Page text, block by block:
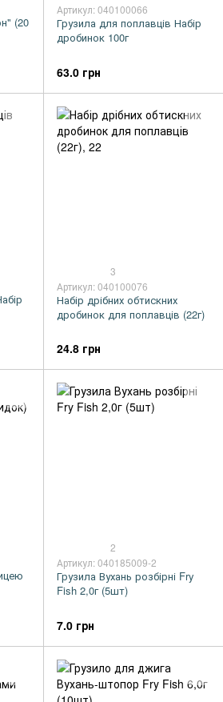
(20
Артикул: 040100066
Грузила для поплавців Набір
дробинок 100г
63.0 грн
3
Артикул: 040100076
Набір дрібних обтискних
дробинок для поплавців (22г)
24.8 грн
2
Артикул: 040185009-2
Грузила Вухань розбірні Fry
Fish 2,0г (5шт)
7.0 грн